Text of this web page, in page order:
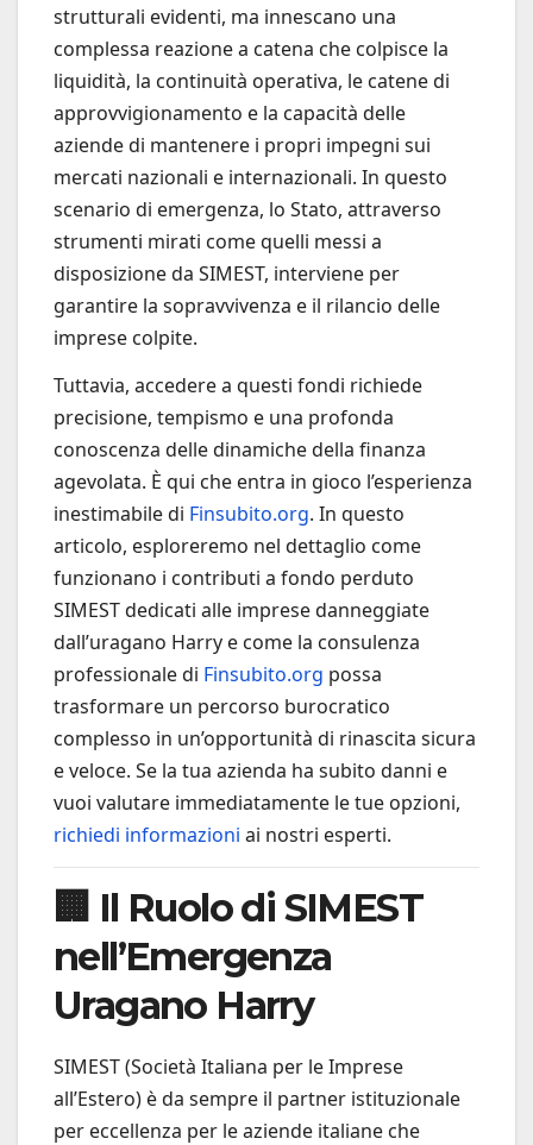
strutturali evidenti, ma innescano una
complessa reazione a catena che colpisce la
liquidità, la continuità operativa, le catene di
approvvigionamento e la capacità delle
aziende di mantenere i propri impegni sui
mercati nazionali e internazionali. In questo
scenario di emergenza, lo Stato, attraverso
strumenti mirati come quelli messi a
disposizione da SIMEST, interviene per
garantire la sopravvivenza e il rilancio delle
imprese colpite.
Tuttavia, accedere a questi fondi richiede
precisione, tempismo e una profonda
conoscenza delle dinamiche della finanza
agevolata. È qui che entra in gioco l’esperienza
inestimabile di Finsubito.org. In questo
articolo, esploreremo nel dettaglio come
funzionano i contributi a fondo perduto
SIMEST dedicati alle imprese danneggiate
dall’uragano Harry e come la consulenza
professionale di Finsubito.org possa
trasformare un percorso burocratico
complesso in un’opportunità di rinascita sicura
e veloce. Se la tua azienda ha subito danni e
vuoi valutare immediatamente le tue opzioni,
richiedi informazioni ai nostri esperti.
🏢 Il Ruolo di SIMEST
nell’Emergenza
Uragano Harry
SIMEST (Società Italiana per le Imprese
all’Estero) è da sempre il partner istituzionale
per eccellenza per le aziende italiane che